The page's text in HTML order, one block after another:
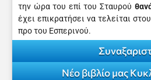
την ώρα του επί του Σταυρού
έχει επικρατήσει να τελείται
προ του Εσπερινού.
Νέο βιβλίο μας